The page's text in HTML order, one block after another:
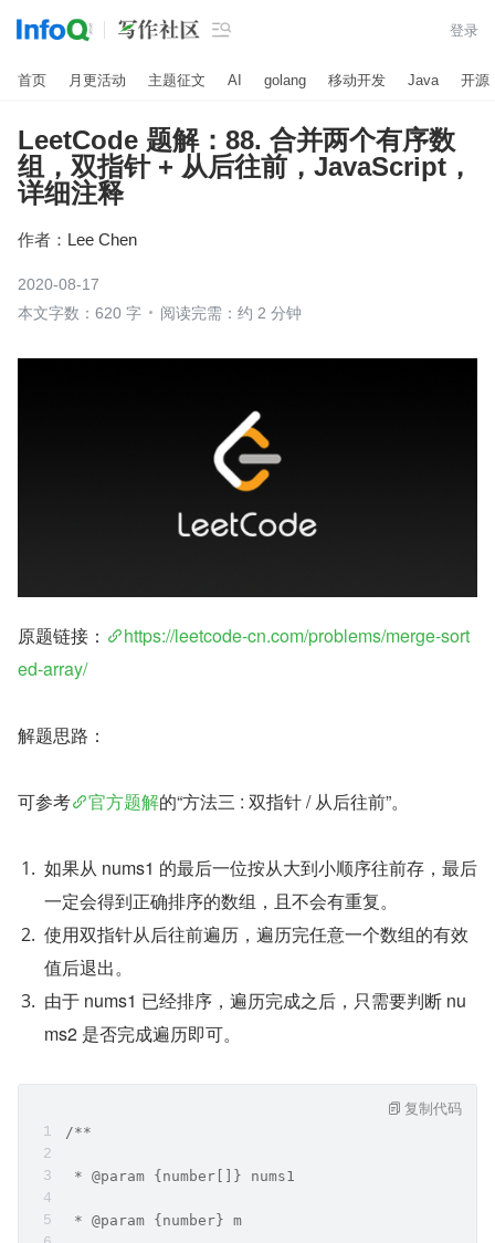
 登录
首页 月更活动 主题征文 AI golang 移动开发 Java 开源
LeetCode 题解：88. 合并两个有序数
组，双指针 + 从后往前，JavaScript，
详细注释
作者： Lee Chen
2020-08-17
本文字数：620 字
阅读完需：约 2 分钟
原题链接：
https://leetcode-cn.com/problems/merge-sort
ed-array/
解题思路：
可参考 官方题解的“方法三 : 双指针 / 从后往前”。
如果从 nums1 的最后一位按从大到小顺序往前存，最后
一定会得到正确排序的数组，且不会有重复。
使用双指针从后往前遍历，遍历完任意一个数组的有效
值后退出。
由于 nums1 已经排序，遍历完成之后，只需要判断 nu
ms2 是否完成遍历即可。
/**
* @param {number[]} nums1
* @param {number} m
复制代码